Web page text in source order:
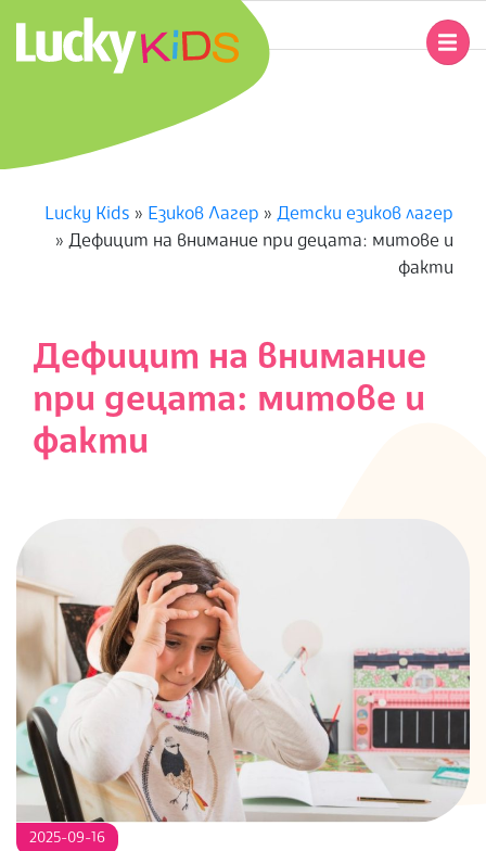
content
U
C
K
D
S
Lucky Kids » Езиков Лагер » Детски езиков лагер
» Дефицит на внимание при децата: митове и
факти
Дефицит на внимание
при децата: митове и
факти
2025-09-16